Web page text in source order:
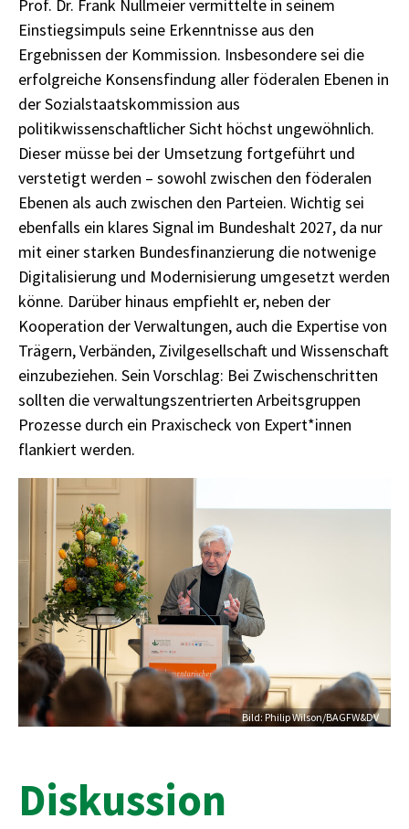
Prof. Dr. Frank Nullmeier vermittelte in seinem
Einstiegsimpuls seine Erkenntnisse aus den
Ergebnissen der Kommission. Insbesondere sei die
erfolgreiche Konsensfindung aller föderalen Ebenen in
der Sozialstaatskommission aus
politikwissenschaftlicher Sicht höchst ungewöhnlich.
Dieser müsse bei der Umsetzung fortgeführt und
verstetigt werden – sowohl zwischen den föderalen
Ebenen als auch zwischen den Parteien. Wichtig sei
ebenfalls ein klares Signal im Bundeshalt 2027, da nur
mit einer starken Bundesfinanzierung die notwenige
Digitalisierung und Modernisierung umgesetzt werden
könne. Darüber hinaus empfiehlt er, neben der
Kooperation der Verwaltungen, auch die Expertise von
Trägern, Verbänden, Zivilgesellschaft und Wissenschaft
einzubeziehen. Sein Vorschlag: Bei Zwischenschritten
sollten die verwaltungszentrierten Arbeitsgruppen
Prozesse durch ein Praxischeck von Expert*innen
flankiert werden.
Credit
Bild: Philip Wilson/BAGFW&DV
Diskussion